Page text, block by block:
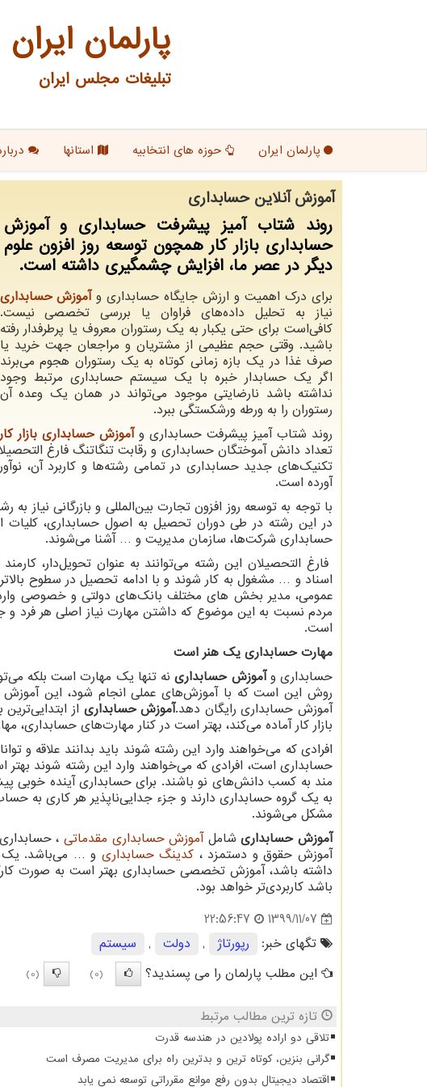
پارلمان ایران
تبلیغات مجلس ایران
پارلمان ایران حوزه های انتخابیه استانها
آموزش آنلاین حسابداری
روند شتاب آمیز پیشرفت حسابداری و آموزش
حسابداری بازار كار همچون توسعه روز افزون علوم
دیگر در عصر ما، افزایش چشمگیری داشته است.
برای درک اهمیت و ارزش جایگاه حسابداری وآموزش حسابداری
نیاز به تحلیل داده‌های فراوان یا بررسی تخصصی نیست.
کافی‌است برای حتی یکبار به یک رستوران معروف یا پرطرفدار رفته
باشید. وقتی حجم عظیمی از مشتریان و مراجعان جهت خرید یا
صرف غذا در یک بازه زمانی کوتاه به یک رستوران هجوم می‌برند
اگر یک حسابدار خبره با یک سیستم حسابداری مرتبط وجود
نداشته باشد نارضایتی موجود می‌تواند در همان یک وعده آن
رستوران را به ورطه ورشکستگی ببرد.
روند شتاب آمیز پیشرفت حسابداری وآموزش حسابداری بازار کار
تعداد دانش آموختگان حسابداری و رقابت تنگاتنگ فارغ
تکنیک‌های جدید حسابداری در تمامی رشته‌ها و کاربرد آن،
آورده است.
با توجه به توسعه روز افزون تجارت بین‌المللی و بازرگانی
در این رشته در طی دوران تحصیل به اصول حسابداری، کلیات
حسابداری شرکت‌ها، سازمان مدیریت و … آشنا می‌شوند.
فارغ التحصیلان این رشته می‌توانند به عنوان تحویل‌دار،
اسناد و … مشغول به کار شوند و با ادامه تحصیل در سطوح
عمومی، مدیر بخش های مختلف بانک‌های دولتی و خصوصی وارد
مردم نسبت به این موضوع که داشتن مهارت نیاز اصلی هر فرد و
است.
مهارت حسابداری یک هنر است
حسابداری وآموزش حسابدارینه تنها یک مهارت است بلکه
روش این است که با آموزش‌های عملی انجام شود، این آموزش
آموزش حسابداری رایگان دهد.آموزش حسابداری از
بازار کار آماده می‌کند، بهتر است در کنار مهارت‌های حسابداری،
افرادی که می‌خواهند وارد این رشته شوند باید بدانند علاقه و
حسابداری است، افرادی که می‌خواهند وارد این رشته شوند بهتر
مند به کسب دانش‌های نو باشند. برای حسابداری آینده خوبی
به یک گروه حسابداری دارند و جزء جدایی‌ناپذیر هر کاری
مشکل می‌شوند.
آموزش حسابداریشاملآموزش حسابداری مقدماتی،
آموزش حقوق و دستمزد ، کدینگ حسابداری و … می‌باشد. یک
داشته باشد، آموزش تخصصی حسابداری بهتر است به صورت
باشد کاربردی‌تر خواهد بود.
1399/11/07
22:56:47
تگهای خبر:
رپورتاژ , دولت ,
سیستم
این مطلب پارلمان را می پسندید؟
(0)
(0)
تازه ترین مطالب مرتبط
تلاقی دو اراده پولادین در هندسه قدرت
گرانی بنزین، کوتاه ترین و بدترین راه برای مدیریت مصرف است
اقتصاد دیجیتال بدون رفع موانع مقرراتی توسعه نمی یابد